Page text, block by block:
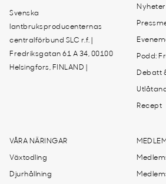
Svenska
lantbruksproducenternas
centralförbund SLC r.f. |
Fredriksgatan 61 A 34, 00100
Helsingfors, FINLAND |
Nyheter
Podd:
Debatt
Recept
VÅRA NÄRINGAR
Växtodling
Djurhållning
MEDLEM